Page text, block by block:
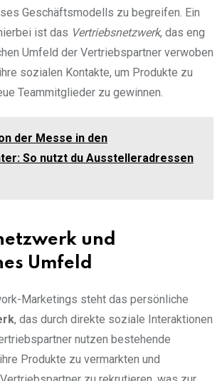
Geschäftsmodells zu begreifen. Ein
ist das Vertriebsnetzwerk, das eng
Umfeld der Vertriebspartner verwoben
sozialen Kontakte, um Produkte zu
Teammitglieder zu gewinnen.
der Messe in den
So nutzt du Ausstelleradressen
und
Umfeld
Marketings steht das persönliche
, das durch direkte soziale Interaktionen
nutzen bestehende
Produkte zu vermarkten und